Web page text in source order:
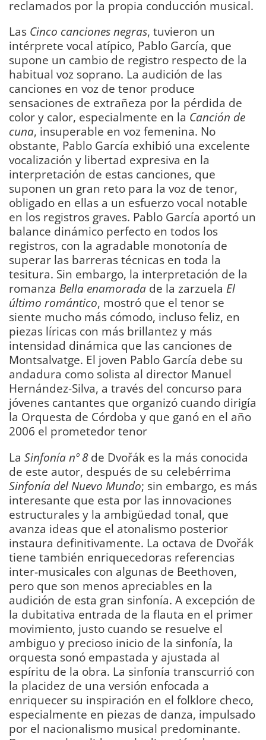
reclamados por la propia conducción musical.
Las Cinco canciones negras, tuvieron un
intérprete vocal atípico, Pablo García, que
supone un cambio de registro respecto de la
habitual voz soprano. La audición de las
canciones en voz de tenor produce
sensaciones de extrañeza por la pérdida de
color y calor, especialmente en la Canción de
cuna, insuperable en voz femenina. No
obstante, Pablo García exhibió una excelente
vocalización y libertad expresiva en la
interpretación de estas canciones, que
suponen un gran reto para la voz de tenor,
obligado en ellas a un esfuerzo vocal notable
en los registros graves. Pablo García aportó un
balance dinámico perfecto en todos los
registros, con la agradable monotonía de
superar las barreras técnicas en toda la
tesitura. Sin embargo, la interpretación de la
romanza Bella enamorada de la zarzuela El
último romántico, mostró que el tenor se
siente mucho más cómodo, incluso feliz, en
piezas líricas con más brillantez y más
intensidad dinámica que las canciones de
Montsalvatge. El joven Pablo García debe su
andadura como solista al director Manuel
Hernández-Silva, a través del concurso para
jóvenes cantantes que organizó cuando dirigía
la Orquesta de Córdoba y que ganó en el año
2006 el prometedor tenor
La Sinfonía nº 8de Dvořák es la más conocida
de este autor, después de su celebérrima
Sinfonía del Nuevo Mundo; sin embargo, es más
interesante que esta por las innovaciones
estructurales y la ambigüedad tonal, que
avanza ideas que el atonalismo posterior
instaura definitivamente. La octava de Dvořák
tiene también enriquecedoras referencias
inter-musicales con algunas de Beethoven,
pero que son menos apreciables en la
audición de esta gran sinfonía. A excepción de
la dubitativa entrada de la flauta en el primer
movimiento, justo cuando se resuelve el
ambiguo y precioso inicio de la sinfonía, la
orquesta sonó empastada y ajustada al
espíritu de la obra. La sinfonía transcurrió con
la placidez de una versión enfocada a
enriquecer su inspiración en el folklore checo,
especialmente en piezas de danza, impulsado
por el nacionalismo musical predominante.